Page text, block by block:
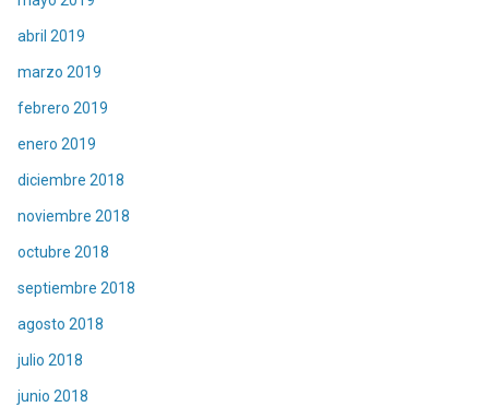
abril 2019
marzo 2019
febrero 2019
enero 2019
diciembre 2018
noviembre 2018
octubre 2018
septiembre 2018
agosto 2018
julio 2018
junio 2018